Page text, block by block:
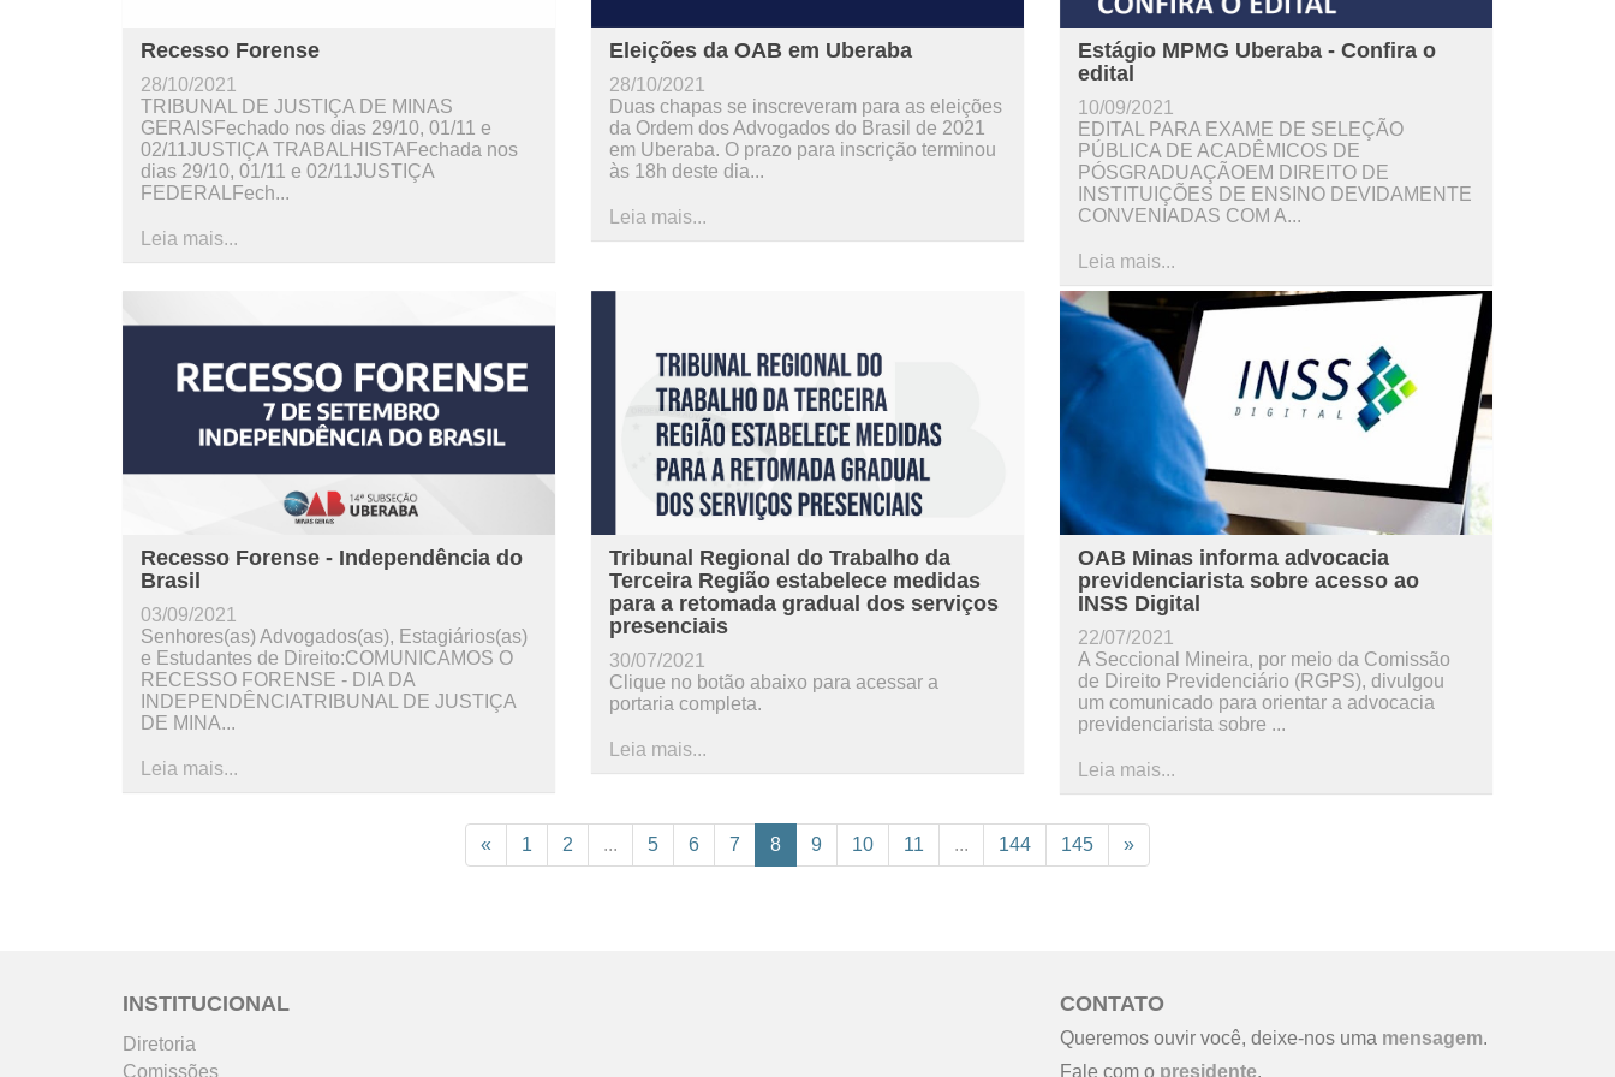
Recesso Forense
28/10/2021
TRIBUNAL DE JUSTIÇA DE MINAS
GERAISFechado nos dias 29/10, 01/11 e
02/11JUSTIÇA TRABALHISTAFechada nos
dias 29/10, 01/11 e 02/11JUSTIÇA
FEDERALFech...
Leia mais...
Eleições da OAB em Uberaba
28/10/2021
Duas chapas se inscreveram para as eleições
da Ordem dos Advogados do Brasil de 2021
em Uberaba. O prazo para inscrição terminou
às 18h deste dia...
Leia mais...
Estágio MPMG Uberaba - Confira o
edital
10/09/2021
EDITAL PARA EXAME DE SELEÇÃO
PÚBLICA DE ACADÊMICOS DE
PÓSGRADUAÇÃOEM DIREITO DE
INSTITUIÇÕES DE ENSINO DEVIDAMENTE
CONVENIADAS COM A...
Leia mais...
Recesso Forense - Independência do
Brasil
03/09/2021
Senhores(as) Advogados(as), Estagiários(as)
e Estudantes de Direito:COMUNICAMOS O
RECESSO FORENSE - DIA DA
INDEPENDÊNCIATRIBUNAL DE JUSTIÇA
DE MINA...
Leia mais...
Tribunal Regional do Trabalho da
Terceira Região estabelece medidas
para a retomada gradual dos serviços
presenciais
30/07/2021
Clique no botão abaixo para acessar a
portaria completa.
Leia mais...
OAB Minas informa advocacia
previdenciarista sobre acesso ao
INSS Digital
22/07/2021
A Seccional Mineira, por meio da Comissão
de Direito Previdenciário (RGPS), divulgou
um comunicado para orientar a advocacia
previdenciarista sobre ...
Leia mais...
« 1 2 ... 5 6 7 8 9 10 11 ... 144 145 »
INSTITUCIONAL
Diretoria
Comissões
CONTATO
Queremos ouvir você, deixe-nos uma mensagem.
Fale com o presidente.